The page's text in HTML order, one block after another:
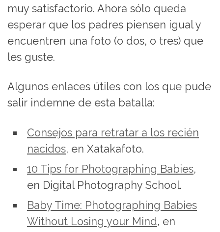
muy satisfactorio. Ahora sólo queda
esperar que los padres piensen igual y
encuentren una foto (o dos, o tres) que
les guste.
Algunos enlaces útiles con los que pude
salir indemne de esta batalla:
Consejos para retratar a los recién
nacidos, en Xatakafoto.
10 Tips for Photographing Babies,
en Digital Photography School.
Baby Time: Photographing Babies
Without Losing your Mind, en